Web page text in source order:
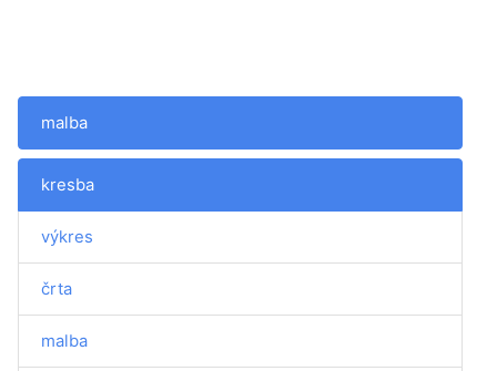
malba
kresba
výkres
črta
malba